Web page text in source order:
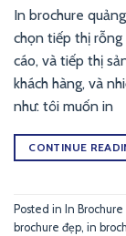
In brochure
chọn tiếp thị rỗng
cáo, và tiếp thị
khách hàng, và
như: tôi muốn in
CONTINUE
Posted in In Brochure
brochure đẹp, in